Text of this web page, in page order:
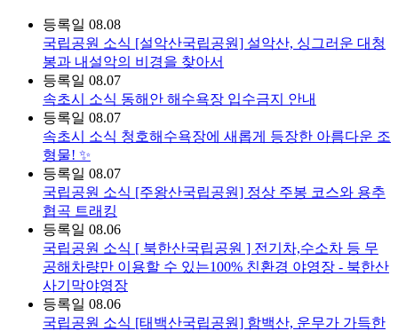
등록일 08.08
국립공원 소식 [설악산국립공원] 설악산, 싱그러운 대청
봉과 내설악의 비경을 찾아서
등록일 08.07
속초시 소식 동해안 해수욕장 입수금지 안내
등록일 08.07
속초시 소식 청호해수욕장에 새롭게 등장한 아름다운 조
형물! ✨
등록일 08.07
국립공원 소식 [주왕산국립공원] 정상 주봉 코스와 용추
협곡 트래킹
등록일 08.06
국립공원 소식 [ 북한산국립공원 ] 전기차,수소차 등 무
공해차량만 이용할 수 있는100% 친환경 야영장 - 북한산
사기막야영장
등록일 08.06
국립공원 소식 [태백산국립공원] 함백산, 운무가 가득한